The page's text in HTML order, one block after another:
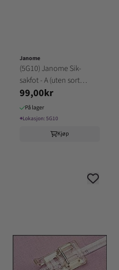
Janome
(5G10) Janome Sik-
sakfot - A (uten sort
knapp funksjon) Gr. 2-3
99,00kr
På lager
⌖Lokasjon: 5G10
Kjøp